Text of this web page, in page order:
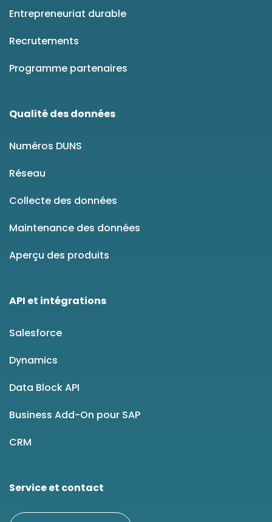
Entrepreneuriat durable
Recrutements
Programme partenaires
Qualité des données
Numéros DUNS
Réseau
Collecte des données
Maintenance des données
Aperçu des produits
API et intégrations
Salesforce
Dynamics
Data Block API
Business Add-On pour SAP
CRM
Service et contact